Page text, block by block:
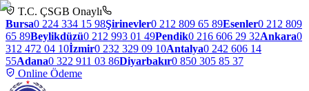
T.C. ÇSGB Onaylı
Bursa0 224 334 15 98Şirinevler0 212 809 65 89Esenler0 212 809
65 89Beylikdüzü0 212 993 01 49Pendik0 216 606 29 32Ankara0
312 472 04 10İzmir0 232 329 09 10Antalya0 242 606 14
55Adana0 322 911 03 86Diyarbakır0 850 305 85 37
Online Ödeme